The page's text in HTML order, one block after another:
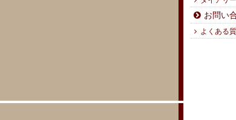
お問い
よくある